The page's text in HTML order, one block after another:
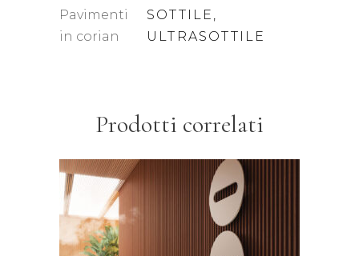
Pavimenti
in corian
SOTTILE,
ULTRASOTTILE
Prodotti correlati